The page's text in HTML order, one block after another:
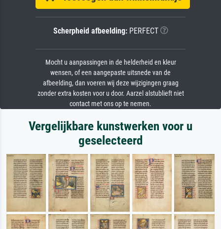
Scherpheid afbeelding:PERFECT
Mocht u aanpassingen in de helderheid en kleur
wensen, of een aangepaste uitsnede van de
afbeelding, dan voeren wij deze wijzigingen graag
zonder extra kosten voor u door. Aarzel alstublieft niet
contact met ons op te nemen.
Vergelijkbare kunstwerken voor u
geselecteerd